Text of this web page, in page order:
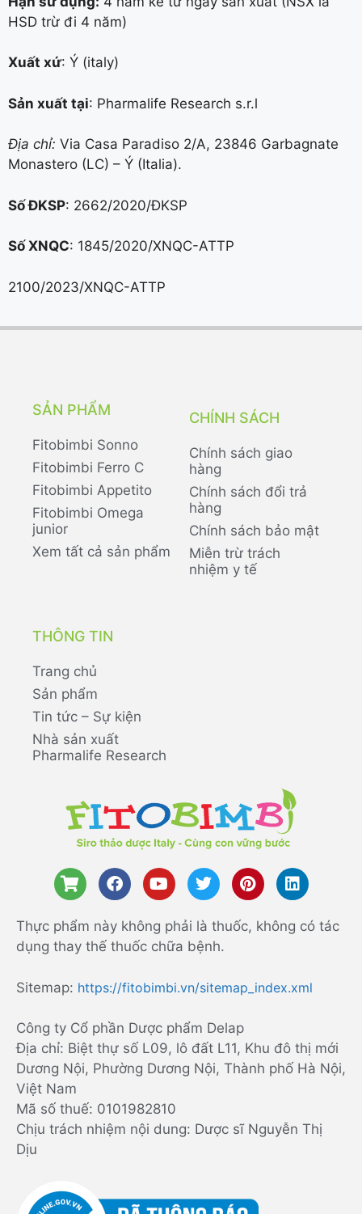
HSD trừ đi 4 năm)
Xuất xứ: Ý (italy)
Sản xuất tại: Pharmalife Research s.r.l
Địa chỉ: Via Casa Paradiso 2/A, 23846 Garbagnate
Monastero (LC) – Ý (Italia).
Số ĐKSP: 2662/2020/ĐKSP
Số XNQC: 1845/2020/XNQC-ATTP
2100/2023/XNQC-ATTP
SẢN PHẨM
Fitobimbi Sonno
Fitobimbi Ferro C
Fitobimbi Appetito
Fitobimbi Omega
junior
Xem tất cả sản phẩm
CHÍNH SÁCH
Chính sách giao
hàng
Chính sách đổi trả
hàng
Chính sách bảo mật
Miễn trừ trách
nhiệm y tế
THÔNG TIN
Trang chủ
Sản phẩm
Tin tức – Sự kiện
Nhà sản xuất
Pharmalife Research
Thực phẩm này không phải là thuốc, không có tác
dụng thay thế thuốc chữa bệnh.
Sitemap: https://fitobimbi.vn/sitemap_index.xml
Công ty Cổ phần Dược phẩm Delap
Địa chỉ: Biệt thự số L09, lô đất L11, Khu đô thị mới
Dương Nội, Phường Dương Nội, Thành phố Hà Nội,
Việt Nam
Mã số thuế: 0101982810
Chịu trách nhiệm nội dung: Dược sĩ Nguyễn Thị
Dịu